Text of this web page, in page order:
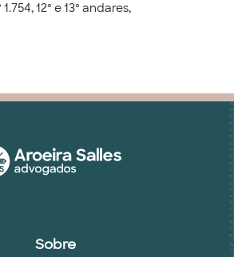
12º e 13º andares,
Sobre